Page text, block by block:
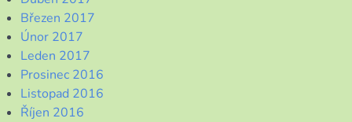
Březen 2017
Únor 2017
Leden 2017
Prosinec 2016
Listopad 2016
Říjen 2016